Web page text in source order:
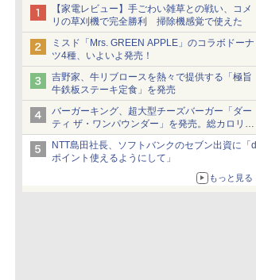
【家電レビュー】手ごわい雑草との戦い、コメ
リの草刈機で完全勝利 掃除機感覚で使えた
ミスド「Mrs. GREEN APPLE」のコラボドーナ
ツ4種、いよいよ発売！
吉野家、牛リブロースを熱々で提供する「極旨
牛鉄板ステーキ定食」を発売
バーガーキング、超大型チーズバーガー「ダー
ティ ザ・ワンパウンダー」を発売。総カロリー
約1656kcal、総重量約527g！
NTT島田社長、ソフトバンクのセブン出資に「d
ポイント使えるようにして」
もっと見る